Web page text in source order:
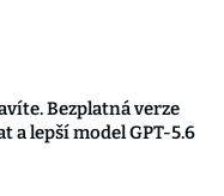
Bezplatná verze
a lepší model GPT-5.6